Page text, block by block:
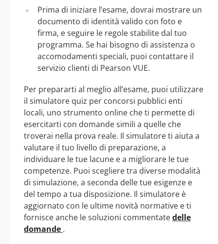
Prima di iniziare l’esame, dovrai mostrare un
documento di identità valido con foto e
firma, e seguire le regole stabilite dal tuo
programma. Se hai bisogno di assistenza o
accomodamenti speciali, puoi contattare il
servizio clienti di Pearson VUE.
Per prepararti al meglio all’esame, puoi utilizzare
il simulatore quiz per concorsi pubblici enti
locali, uno strumento online che ti permette di
esercitarti con domande simili a quelle che
troverai nella prova reale. Il simulatore ti aiuta a
valutare il tuo livello di preparazione, a
individuare le tue lacune e a migliorare le tue
competenze. Puoi scegliere tra diverse modalità
di simulazione, a seconda delle tue esigenze e
del tempo a tua disposizione. Il simulatore è
aggiornato con le ultime novità normative e ti
fornisce anche le soluzioni commentatedelle
domande .